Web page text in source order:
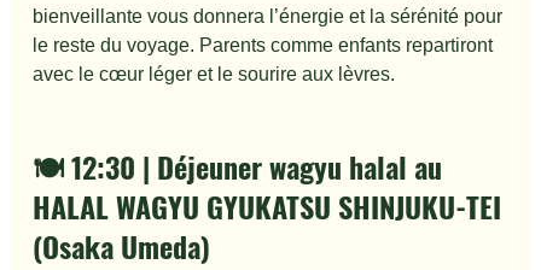
bienveillante vous donnera l’énergie et la sérénité pour
le reste du voyage. Parents comme enfants repartiront
avec le cœur léger et le sourire aux lèvres.
🍽️ 12:30 | Déjeuner wagyu halal au
HALAL WAGYU GYUKATSU SHINJUKU-TEI
(Osaka Umeda)